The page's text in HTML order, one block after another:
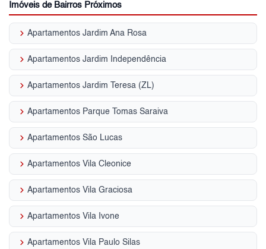
Imóveis de Bairros Próximos
keyboard_arrow_right Apartamentos Jardim Ana Rosa
keyboard_arrow_right Apartamentos Jardim Independência
keyboard_arrow_right Apartamentos Jardim Teresa (ZL)
keyboard_arrow_right Apartamentos Parque Tomas Saraiva
keyboard_arrow_right Apartamentos São Lucas
keyboard_arrow_right Apartamentos Vila Cleonice
keyboard_arrow_right Apartamentos Vila Graciosa
keyboard_arrow_right Apartamentos Vila Ivone
keyboard_arrow_right Apartamentos Vila Paulo Silas